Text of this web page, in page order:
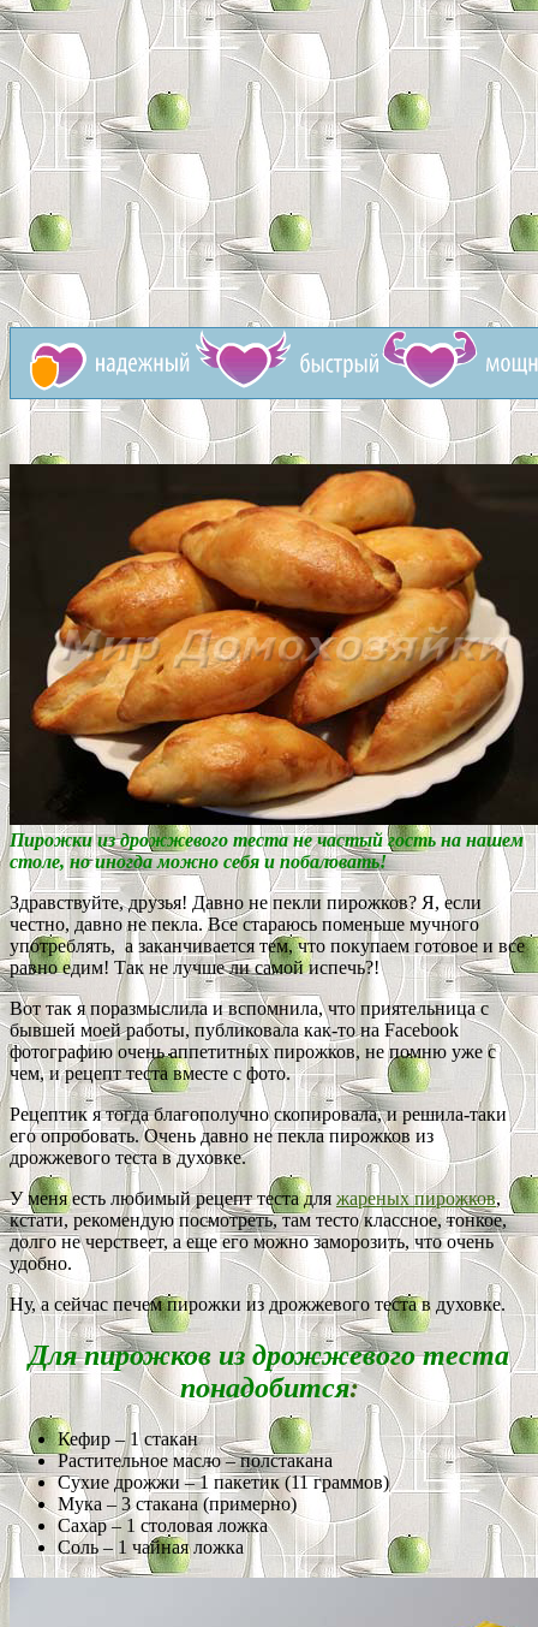
Пирожки из дрожжевого теста не частый гость на нашем
столе, но иногда можно себя и побаловать!
Здравствуйте, друзья! Давно не пекли пирожков? Я, если
честно, давно не пекла. Все стараюсь поменьше мучного
употреблять, а заканчивается тем, что покупаем готовое и все
равно едим! Так не лучше ли самой испечь?!
Вот так я поразмыслила и вспомнила, что приятельница с
бывшей моей работы, публиковала как-то на Facebook
фотографию очень аппетитных пирожков, не помню уже с
чем, и рецепт теста вместе с фото.
Рецептик я тогда благополучно скопировала, и решила-таки
его опробовать. Очень давно не пекла пирожков из
дрожжевого теста в духовке.
У меня есть любимый рецепт теста для жареных пирожков,
кстати, рекомендую посмотреть, там тесто классное, тонкое,
долго не черствеет, а еще его можно заморозить, что очень
удобно.
Ну, а сейчас печем пирожки из дрожжевого теста в духовке.
Для пирожков из дрожжевого теста
понадобится:
Кефир – 1 стакан
Растительное масло – полстакана
Сухие дрожжи – 1 пакетик (11 граммов)
Мука – 3 стакана (примерно)
Сахар – 1 столовая ложка
Соль – 1 чайная ложка